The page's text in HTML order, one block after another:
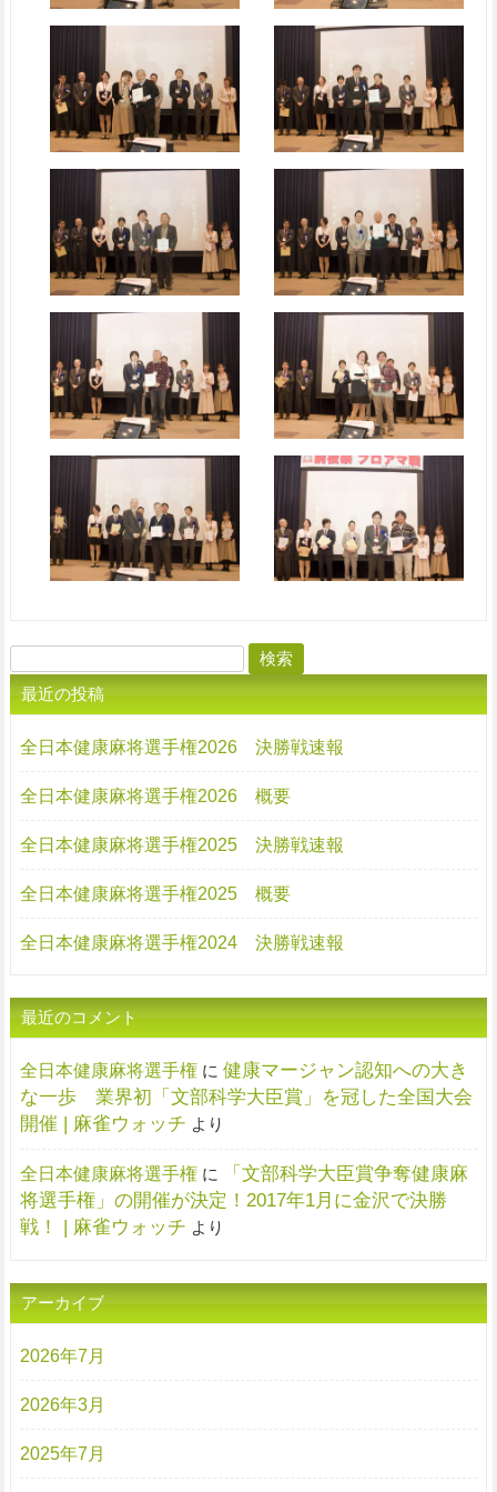
索:
最近の投稿
全日本健康麻将選手権2026 決勝戦速報
全日本健康麻将選手権2026 概要
全日本健康麻将選手権2025 決勝戦速報
全日本健康麻将選手権2025 概要
全日本健康麻将選手権2024 決勝戦速報
最近のコメント
全日本健康麻将選手権に 健康マージャン認知への大き
な一歩 業界初「文部科学大臣賞」を冠した全国大会
開催 | 麻雀ウォッチ より
全日本健康麻将選手権に
「文部科学大臣賞争奪健康麻
将選手権」の開催が決定！2017年1月に金沢で決勝
戦！ | 麻雀ウォッチ より
アーカイブ
2026年7月
2026年3月
2025年7月